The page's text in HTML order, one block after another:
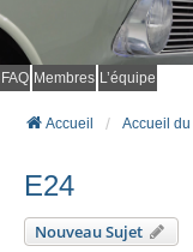
FAQ Membres L’équipe
Accueil
E24
Nouveau Sujet